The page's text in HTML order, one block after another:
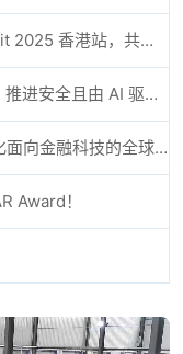
eSign.AI 出席 Alibaba Cloud Summit 2025 香港站，共同探讨 AI 驱动的云创新与数字信任未来
eSign.AI × Antelope International｜推进安全且由 AI 驱动的数字化工作流
eSign.AI × Alibaba Cloud｜携手强化面向金融科技的全球数字信任
Award！